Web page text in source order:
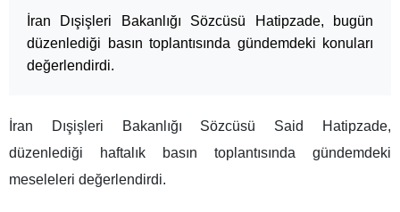
İran Dışişleri Bakanlığı Sözcüsü Hatipzade, bugün
düzenlediği basın toplantısında gündemdeki konuları
değerlendirdi.
İran Dışişleri Bakanlığı Sözcüsü Said Hatipzade,
düzenlediği haftalık basın toplantısında gündemdeki
meseleleri değerlendirdi.